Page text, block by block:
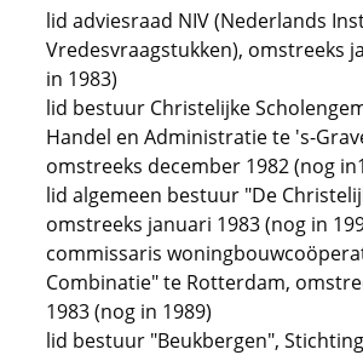
lid adviesraad NIV (Nederlands
Vredesvraagstukken), omstreeks
in 1983)
lid bestuur Christelijke
Handel en Administratie te 's-
omstreeks december 1982 (nog
lid algemeen bestuur "De
omstreeks januari 1983 (nog in
commissaris
Combinatie" te Rotterdam,
1983 (nog in 1989)
lid bestuur "Beukbergen",